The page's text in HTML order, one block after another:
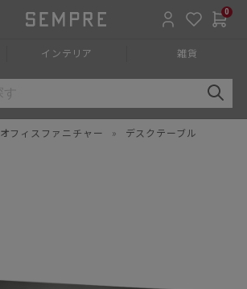
0
インテリア 雑貨
オフィスファニチャー » デスクテーブル